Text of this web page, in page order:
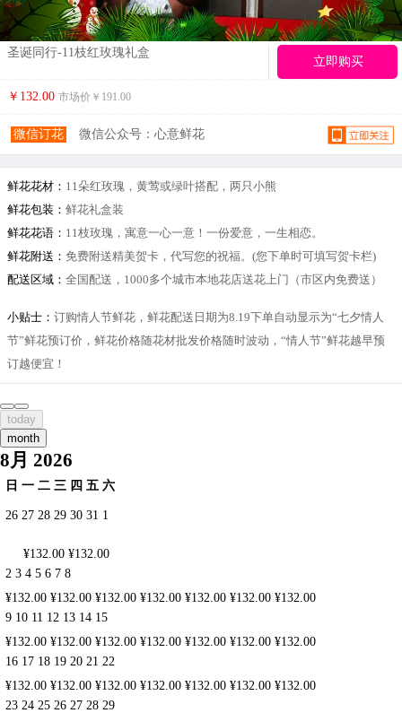
圣诞同行-11枝红玫瑰礼盒
立即购买
￥132.00 市场价￥ 191.00
微信订花 微信公众号：心意鲜花
鲜花花材： 11朵红玫瑰，黄莺或绿叶搭配，两只小熊
鲜花包装： 鲜花礼盒装
鲜花花语： 11枝玫瑰，寓意一心一意！一份爱意，一生相恋。
鲜花附送： 免费附送精美贺卡，代写您的祝福。(您下单时可填写贺卡栏)
配送区域： 全国配送，1000多个城市本地花店送花上门（市区内免费送）
小贴士： 订购情人节鲜花，鲜花配送日期为8.19下单自动显示为“七夕情人
节”鲜花预订价，鲜花价格随花材批发价格随时波动，“情人节”鲜花越早预
订越便宜！
today
month
8月 2026
日 一 二 三 四 五 六
26 27 28 29 30 31 1
¥132.00 ¥132.00
2 3 4 5 6 7 8
¥132.00 ¥132.00 ¥132.00 ¥132.00 ¥132.00 ¥132.00 ¥132.00
9 10 11 12 13 14 15
¥132.00 ¥132.00 ¥132.00 ¥132.00 ¥132.00 ¥132.00 ¥132.00
16 17 18 19 20 21 22
¥132.00 ¥132.00 ¥132.00 ¥132.00 ¥132.00 ¥132.00 ¥132.00
23 24 25 26 27 28 29